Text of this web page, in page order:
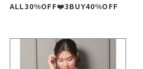
ALL30%OFF❤️3BUY40%OFF